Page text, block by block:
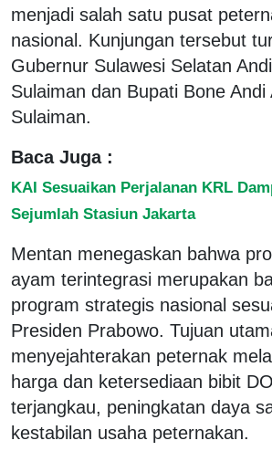
menjadi salah satu pusat
nasional. Kunjungan tersebut
Gubernur Sulawesi Selatan
Sulaiman dan Bupati Bone Andi
Sulaiman.
Baca Juga :
KAI Sesuaikan Perjalanan KRL
Sejumlah Stasiun Jakarta
Mentan menegaskan bahwa
ayam terintegrasi merupakan
program strategis nasional
Presiden Prabowo. Tujuan
menyejahterakan peternak
harga dan ketersediaan bibit
terjangkau, peningkatan daya
kestabilan usaha peternakan.